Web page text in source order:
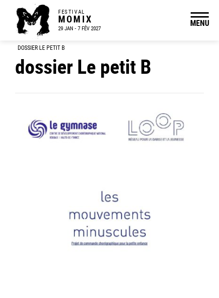
FESTIVAL
MOMIX
29 JAN - 7 FÉV 2027
MENU
DOSSIER LE PETIT B
dossier Le petit B